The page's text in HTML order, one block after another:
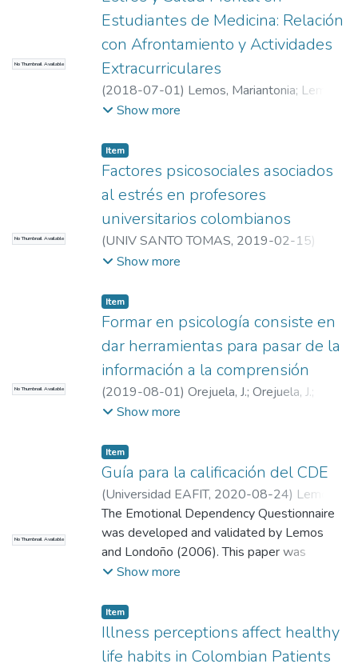
patients. © 2020 Universidade de Brasilia.
No Thumbnail Available
Estudiantes de Medicina: Relación
con Afrontamiento y Actividades
Extracurriculares
(2018-07-01) Lemos, Mariantonia; Lemos,
Mariantonia;Universidad EAFIT.
en Psicología
Show more
No Thumbnail Available
Item
Factores psicosociales asociados
al estrés en profesores
universitarios colombianos
(UNIV SANTO TOMAS, 2019-02-15)
Lemos, M.;Calle, M.
Humanidades
Show more
No Thumbnail Available
Item
Formar en psicología consiste en
dar herramientas para pasar de la
información a la comprensión
(2019-08-01) Orejuela, J.; Orejuela, J.;
Universidad EAFIT. Departamento de
Show more
No Thumbnail Available
Item
Guía para la calificación del CDE
(Universidad EAFIT, 2020-08-24) Lemos,
Mariantonia;Londoño, Nora Helena;
Universidad EAFIT; Universidad San
Buenaventura;Universidad EAFIT.
Departamento de Psicología
Psicología
The Emotional Dependency Questionnaire
was developed and validated by Lemos
and Londoño (2006). This paper was
published in Acta Colombiana de Psicología.
and the meaning of each factor.
Show more
Item
Illness perceptions affect healthy
life habits in Colombian Patients